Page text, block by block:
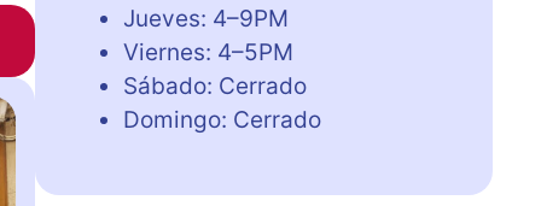
Jueves: 4–9PM
Viernes: 4–5PM
Sábado: Cerrado
Domingo: Cerrado